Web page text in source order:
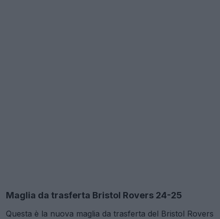
Maglia da trasferta Bristol Rovers 24-25
Questa è la nuova maglia da trasferta del Bristol Rovers